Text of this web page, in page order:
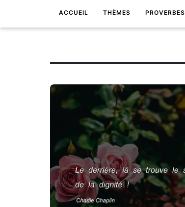
ACCUEIL THÈMES PROVERBES